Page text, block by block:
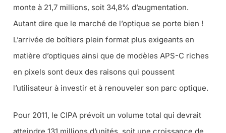
monte à 21,7 millions, soit 34,8% d’augmentation.
Autant dire que le marché de l’optique se porte bien !
L’arrivée de boîtiers plein format plus exigeants en
matière d’optiques ainsi que de modèles APS-C riches
en pixels sont deux des raisons qui poussent
l’utilisateur à investir et à renouveler son parc optique.
Pour 2011, le CIPA prévoit un volume total qui devrait